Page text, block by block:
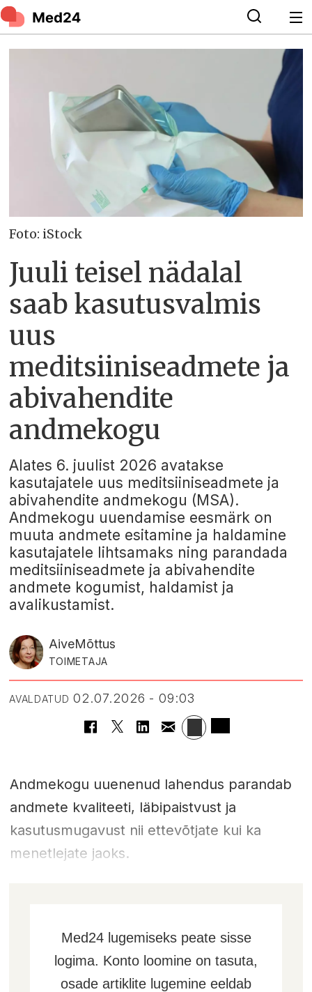
Foto: iStock
Juuli teisel nädalal
saab kasutusvalmis
uus
meditsiiniseadmete ja
abivahendite
andmekogu
Alates 6. juulist 2026 avatakse
kasutajatele uus meditsiiniseadmete ja
abivahendite andmekogu (MSA).
Andmekogu uuendamise eesmärk on
muuta andmete esitamine ja haldamine
kasutajatele lihtsamaks ning parandada
meditsiiniseadmete ja abivahendite
andmete kogumist, haldamist ja
avalikustamist.
AiveMõttus
TOIMETAJA
AVALDATUD 02.07.2026 - 09:03
Andmekogu uuenenud lahendus parandab
andmete kvaliteeti, läbipaistvust ja
kasutusmugavust nii ettevõtjate kui ka
menetlejate jaoks.
Med24 lugemiseks peate sisse
logima. Konto loomine on tasuta,
osade artiklite lugemine eeldab